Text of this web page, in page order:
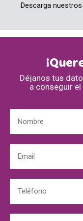
Descarga
Déjanos tus
a conseguir